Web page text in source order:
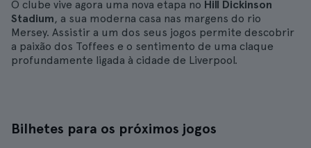
O clube vive agora uma nova etapa no Hill Dickinson
Stadium, a sua moderna casa nas margens do rio
Mersey. Assistir a um dos seus jogos permite descobrir
a paixão dos Toffees e o sentimento de uma claque
profundamente ligada à cidade de Liverpool.
Bilhetes para os próximos jogos